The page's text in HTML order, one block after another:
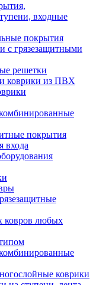
входные
покрытия
с грязезащитными
решетки
коврики из ПВХ
покрытия
входа
ковров любых
коврики